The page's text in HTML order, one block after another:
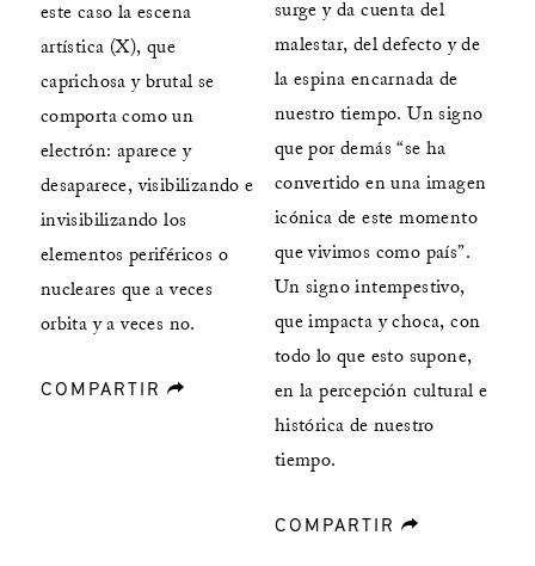
este caso la escena
artística (X), que
caprichosa y brutal se
comporta como un
electrón: aparece y
desaparece, visibilizando e
invisibilizando los
elementos periféricos o
nucleares que a veces
orbita y a veces no.
COMPARTIR forward
surge y da cuenta del
malestar, del defecto y de
la espina encarnada de
nuestro tiempo. Un signo
que por demás “se ha
convertido en una imagen
icónica de este momento
que vivimos como país”.
Un signo intempestivo,
que impacta y choca, con
todo lo que esto supone,
en la percepción cultural e
histórica de nuestro
tiempo.
COMPARTIR forward